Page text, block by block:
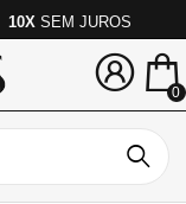
10X SEM JUROS
0